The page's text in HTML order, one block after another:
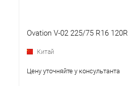
Ovation V-02 225/75 R16 120R
Китай
Цену уточняйте у консультанта